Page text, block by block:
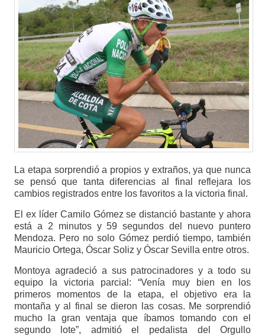
La etapa sorprendió a propios y extraños, ya que nunca
se pensó que tanta diferencias al final reflejara los
cambios registrados entre los favoritos a la victoria final.
El ex líder Camilo Gómez se distanció bastante y ahora
está a 2 minutos y 59 segundos del nuevo puntero
Mendoza. Pero no solo Gómez perdió tiempo, también
Mauricio Ortega, Óscar Soliz y Óscar Sevilla entre otros.
Montoya agradeció a sus patrocinadores y a todo su
equipo la victoria parcial: “Venía muy bien en los
primeros momentos de la etapa, el objetivo era la
montaña y al final se dieron las cosas. Me sorprendió
mucho la gran ventaja que íbamos tomando con el
segundo lote”, admitió el pedalista del Orgullo